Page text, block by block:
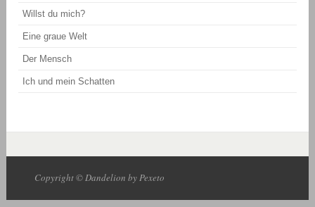
Willst du mich?
Eine graue Welt
Der Mensch
Ich und mein Schatten
Copyright © Dandelion by Pexeto